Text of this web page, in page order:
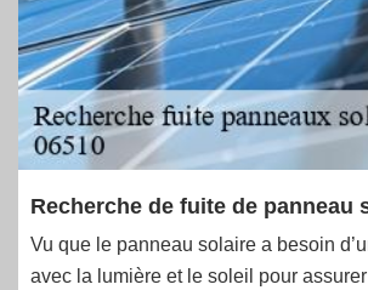
Recherche de fuite de panneau
Vu que le panneau solaire a besoin
avec la lumière et le soleil pour